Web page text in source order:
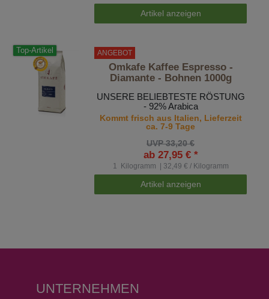
Artikel anzeigen
Top-Artikel ANGEBOT
Omkafe Kaffee Espresso -
Diamante - Bohnen 1000g
UNSERE BELIEBTESTE RÖSTUNG
- 92% Arabica
Kommt frisch aus Italien, Lieferzeit
ca. 7-9 Tage
UVP 33,20 €
ab 27,95 € *
1 Kilogramm | 32,49 € / Kilogramm
Artikel anzeigen
UNTERNEHMEN